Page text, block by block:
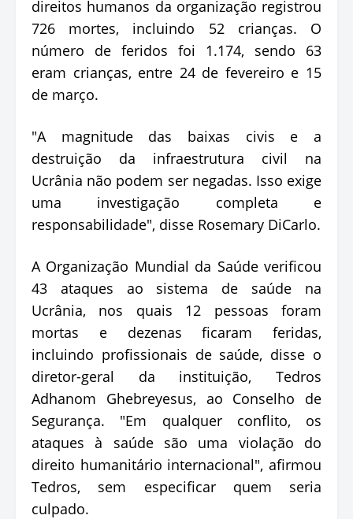
direitos humanos da organização registrou
726 mortes, incluindo 52 crianças. O
número de feridos foi 1.174, sendo 63
eram crianças, entre 24 de fevereiro e 15
de março.
"A magnitude das baixas civis e a
destruição da infraestrutura civil na
Ucrânia não podem ser negadas. Isso exige
uma investigação completa e
responsabilidade", disse Rosemary DiCarlo.
A Organização Mundial da Saúde verificou
43 ataques ao sistema de saúde na
Ucrânia, nos quais 12 pessoas foram
mortas e dezenas ficaram feridas,
incluindo profissionais de saúde, disse o
diretor-geral da instituição, Tedros
Adhanom Ghebreyesus, ao Conselho de
Segurança. "Em qualquer conflito, os
ataques à saúde são uma violação do
direito humanitário internacional", afirmou
Tedros, sem especificar quem seria
culpado.